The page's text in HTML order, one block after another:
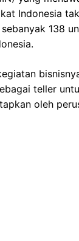
Indonesia
138
teller
oleh